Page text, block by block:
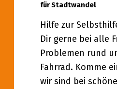
für Stadtwandel
Hilfe zur
Dir gerne bei alle
Problemen rund
Fahrrad. Komme
wir sind bei